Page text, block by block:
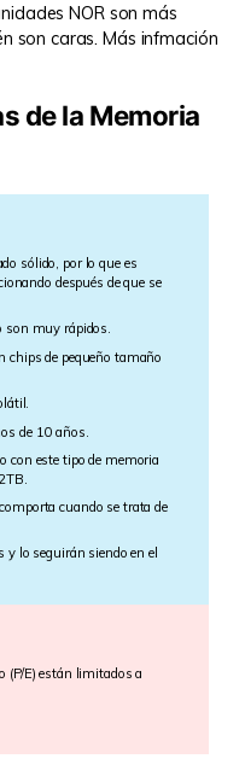
NOR son más
son caras. Más infmación
de la Memoria
sólido, por lo que es
después de que se
son muy rápidos.
chips de pequeño tamaño
de 10 años.
con este tipo de memoria
cuando se trata de
lo seguirán siendo en el
(P/E) están limitados a